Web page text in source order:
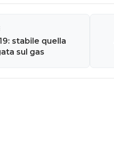
stabile quella
sul gas